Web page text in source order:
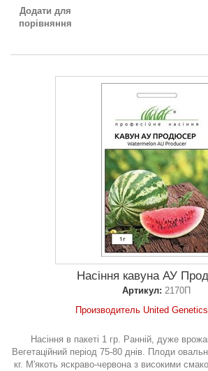
Додати для
порівняння
Насіння кавуна АУ
Артикул: 2170П
Производитель United
Насіння в пакеті 1 гр. Ранній, дуже
Вегетаційний період 75-80 днів. Плоди
кг. М'якоть яскраво-червона з високими